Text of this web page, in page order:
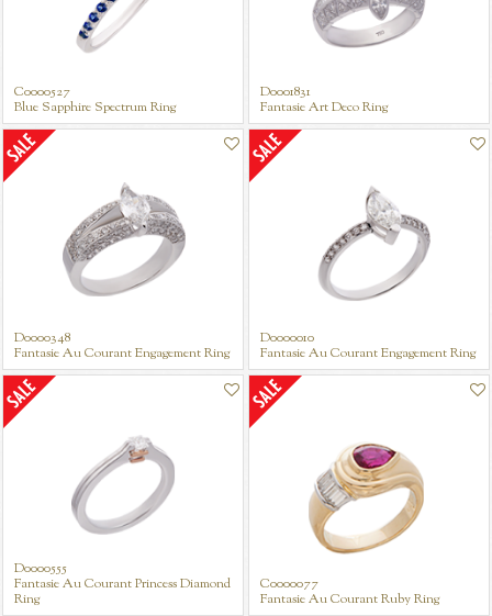
C0000527
Blue Sapphire Spectrum Ring
D0001831
Fantasie Art Deco Ring
D0000348
Fantasie Au Courant Engagement Ring
D0000010
Fantasie Au Courant Engagement Ring
D0000555
Fantasie Au Courant Princess Diamond
Ring
C0000077
Fantasie Au Courant Ruby Ring